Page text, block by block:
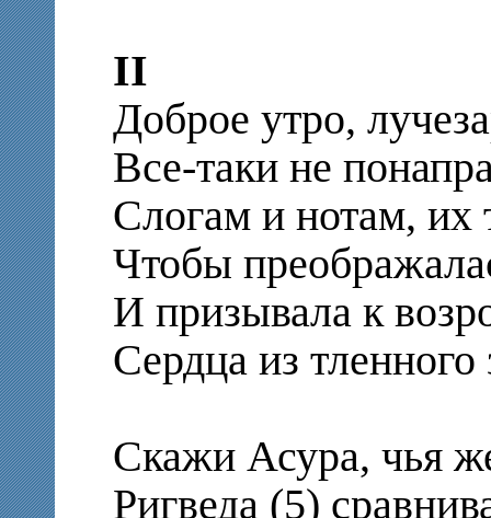
II
Доброе утро,
Все-таки не
Слогам и нотам, их
Чтобы
И призывала к
Сердца из тленного
Скажи Асура, чья
Ригведа (5)